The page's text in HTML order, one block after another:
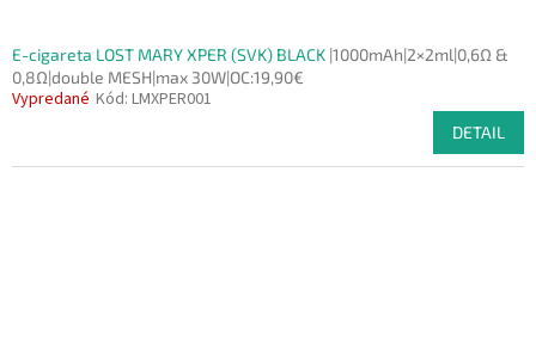
E-cigareta LOST MARY XPER (SVK) BLACK |1000mAh|2×2ml|0,6Ω &
0,8Ω|double MESH|max 30W|OC:19,90€
Vypredané Kód: LMXPER001
DETAIL